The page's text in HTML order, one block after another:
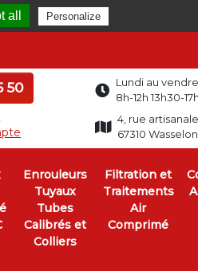
50
Lundi au
8h-12h 13h30-
4, rue artisanale
67310
Enrouleurs
Tuyaux
Tubes
Calibrés et
Colliers
Filtration et
Traitements
Air
Comprimé
all Personalize